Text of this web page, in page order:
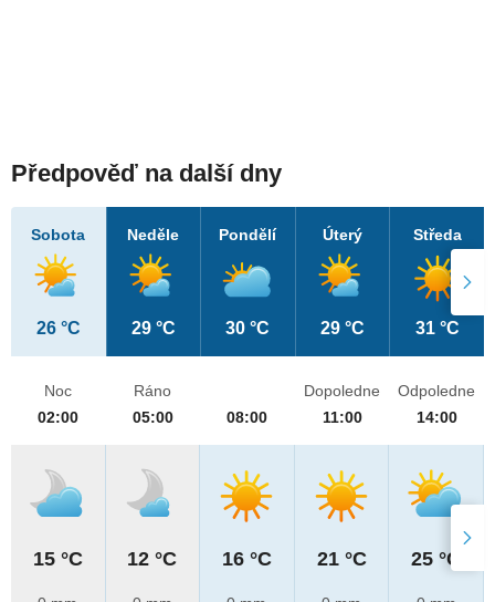
Předpověď na další dny
Sobota
26 °C
Neděle
29 °C
Pondělí
30 °C
Úterý
29 °C
Středa
31 °C
Noc
02:00
15 °C
Ráno
05:00
12 °C
08:00
16 °C
Dopoledne
11:00
21 °C
Odpoledne
14:00
25 °C